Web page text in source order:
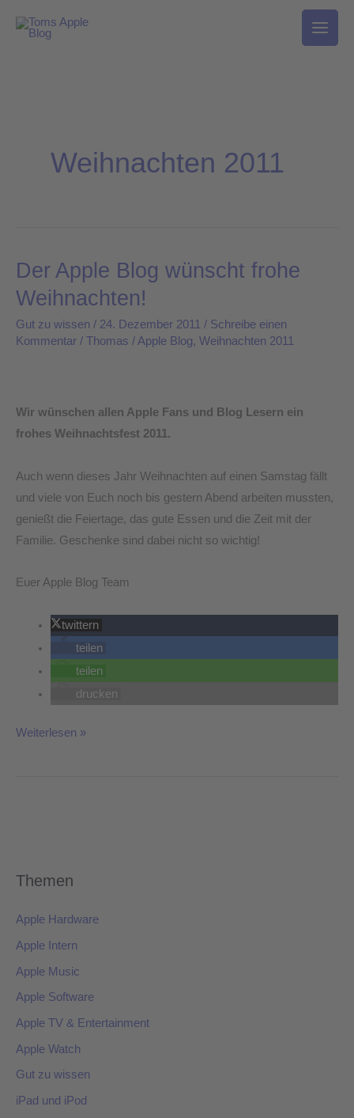
Inhalt
Weihnachten 2011
Der Apple Blog wünscht frohe
Weihnachten!
Gut zu wissen / 24. Dezember 2011 / Schreibe einen
Kommentar / Thomas / Apple Blog, Weihnachten 2011
Wir wünschen allen Apple Fans und Blog Lesern ein
frohes Weihnachtsfest 2011.
Auch wenn dieses Jahr Weihnachten auf einen Samstag fällt
und viele von Euch noch bis gestern Abend arbeiten mussten,
genießt die Feiertage, das gute Essen und die Zeit mit der
Familie. Geschenke sind dabei nicht so wichtig!
Euer Apple Blog Team
twittern
teilen
teilen
drucken
Der
Apple
Blog
wünscht
Weiterlesen »
Themen
Apple Hardware
Apple Intern
Apple Music
Apple Software
Apple TV & Entertainment
Apple Watch
Gut zu wissen
iPad und iPod